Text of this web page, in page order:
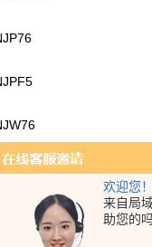
欢迎您！
来自局
助您的吗